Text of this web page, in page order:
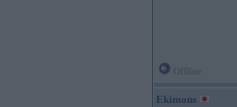
Ekimons